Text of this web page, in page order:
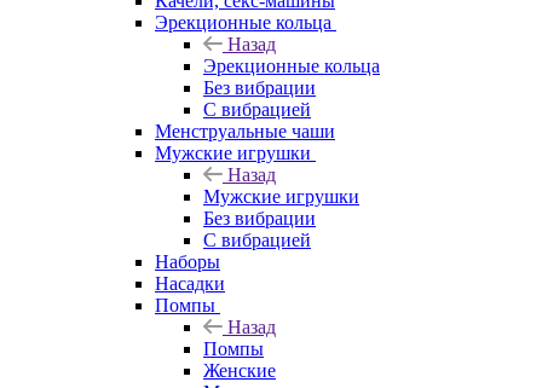
Эрекционные кольца
Назад
Эрекционные кольца
Без вибрации
С вибрацией
Менструальные чаши
Мужские игрушки
Назад
Мужские игрушки
Без вибрации
С вибрацией
Наборы
Насадки
Помпы
Назад
Помпы
Женские